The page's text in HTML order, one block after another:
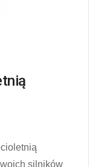
silników